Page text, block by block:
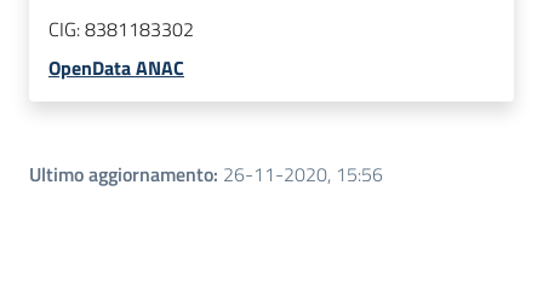
CIG:8381183302
OpenData ANAC
Ultimo aggiornamento: 26-11-2020, 15:56